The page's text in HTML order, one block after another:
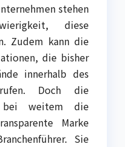
stehen
diese
Zudem kann die
die bisher
innerhalb des
Doch die
bei weitem die
Marke
Sie